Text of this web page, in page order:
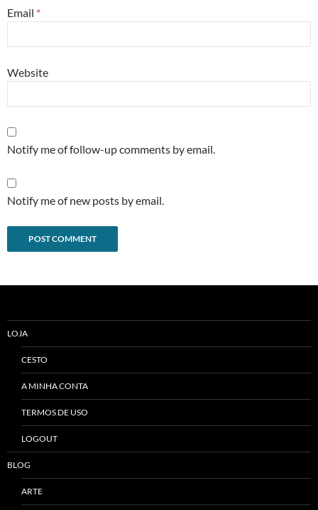
Email *
Website
Notify me of follow-up comments by email.
Notify me of new posts by email.
LOJA
CESTO
A MINHA CONTA
TERMOS DE USO
LOGOUT
BLOG
ARTE